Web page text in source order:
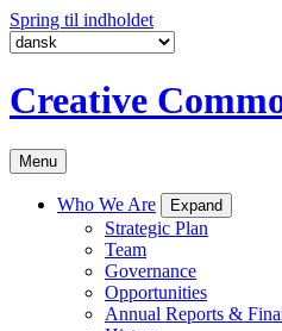
Spring til indholdet
Creative
Menu
Who We Are Expand
Strategic Plan
Team
Governance
Opportunities
Annual Reports &